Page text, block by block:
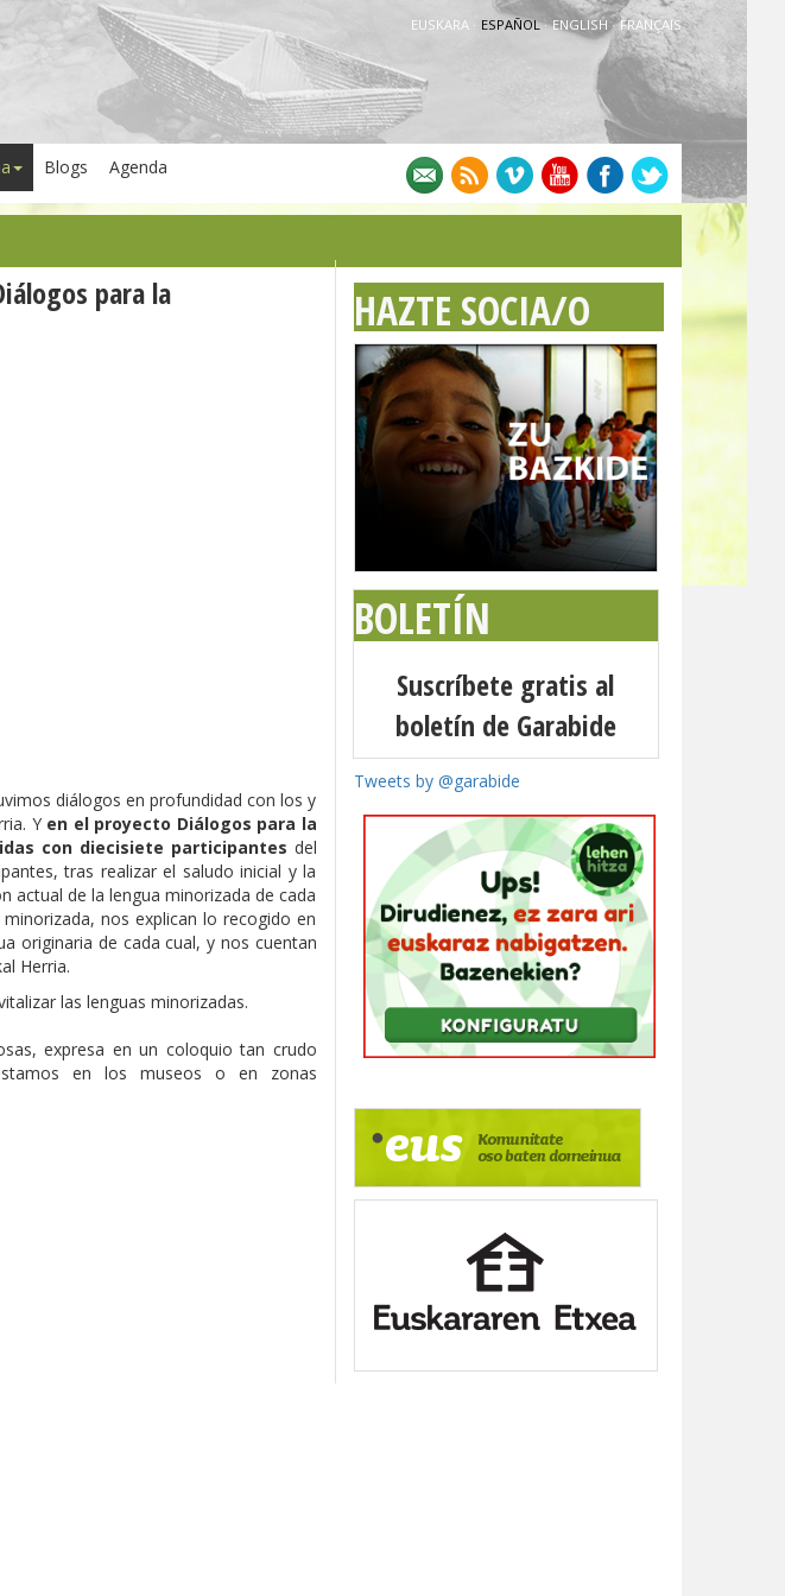
EUSKARA · ESPAÑOL· ENGLISH · FRANÇAIS
Blogs Agenda
para la
diálogos en profundidad con los y
Y en el proyecto Diálogos para la
con diecisiete participantes del
tras realizar el saludo inicial y la
actual de la lengua minorizada de cada
nos explican lo recogido en
originaria de cada cual, y nos cuentan
Herria.
las lenguas minorizadas.
expresa en un coloquio tan crudo
en los museos o en zonas
HAZTE SOCIA/O
BOLETÍN
Suscríbete gratis al
boletín de Garabide
Tweets by @garabide